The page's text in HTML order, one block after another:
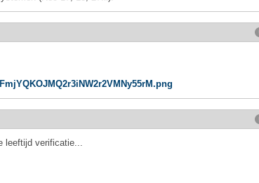
leeftijd verificatie...